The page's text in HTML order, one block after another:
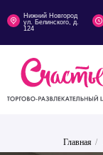
Нижний Новгород
ул. Белинского, д.
124
Главная /